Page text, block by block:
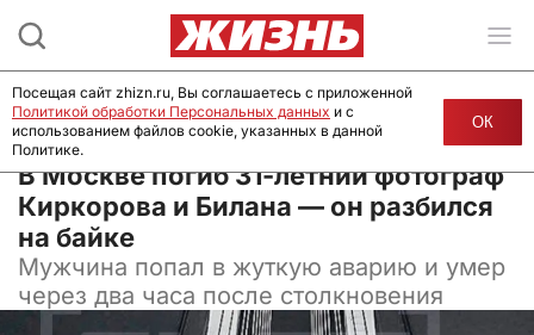
01 августа 2025, 10:00
В Москве погиб 31-летний фотограф
Киркорова и Билана — он разбился
на байке
Мужчина попал в жуткую аварию и умер
через два часа после столкновения
Посещая сайт zhizn.ru, Вы соглашаетесь с приложенной
Политикой обработки Персональных данных и с
использованием файлов cookie, указанных в данной
Политике.
ОК